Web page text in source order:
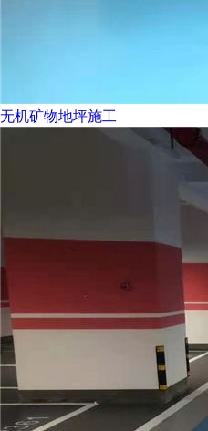
无机矿物地坪施工